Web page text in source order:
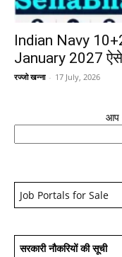
Indian Navy
January 2027
रज्जो खन्ना - 17 July, 2026
आप
Job Portals for Sale
सरकारी नौकरियों की सूची